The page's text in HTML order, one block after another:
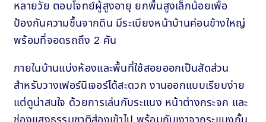
หลายวัย ตอบโจทย์ผู้สูงอายุ ยกพื้นสูงเล็กน้อยเพื่อ
ป้องกันความชื้นจากดิน มีระเบียงหน้าบ้านค่อนข้างใหญ่
พร้อมที่จอดรถถึง 2 คัน
ภายในบ้านแบ่งห้องและพื้นที่ใช้สอยออกเป็นสัดส่วน
สำหรับวางเฟอร์นิเจอร์ได้สะดวก งานออกแบบเรียบง่าย
แต่ดูน่าสนใจ ด้วยการเล่นกับระแนง หน้าต่างกระจก และ